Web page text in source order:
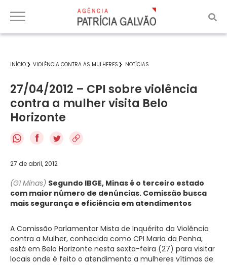
INÍCIO VIOLÊNCIA CONTRA AS MULHERES NOTÍCIAS
27/04/2012 – CPI sobre violência
contra a mulher visita Belo
Horizonte
f
27 de abril, 2012
(G1 Minas) Segundo IBGE, Minas é o terceiro estado
com maior número de denúncias. Comissão busca
mais segurança e eficiência em atendimentos
A Comissão Parlamentar Mista de Inquérito da Violência
contra a Mulher, conhecida como CPI Maria da Penha,
está em Belo Horizonte nesta sexta-feira (27) para visitar
locais onde é feito o atendimento a mulheres vítimas de